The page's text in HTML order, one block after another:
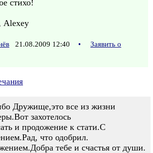
стихо!
Alexey
21.08.2009 12:40 •
Заявить о
Дружище,это все из жизни
захотелось
и продожение к стати.С
что одобрил.
тебе и счастья от души.